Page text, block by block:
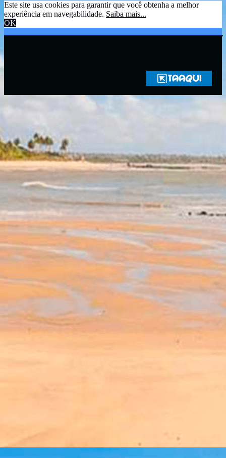
Este site usa cookies para garantir que você obtenha a melhor
experiência em navegabilidade. Saiba mais...
OK